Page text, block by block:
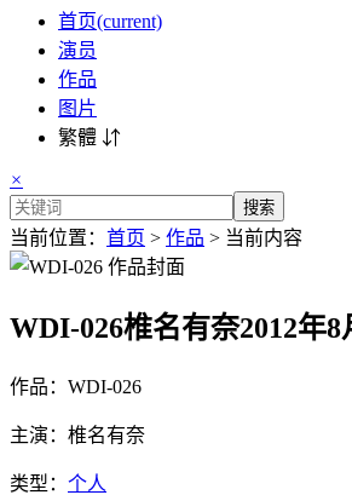
首页(current)
演员
作品
图片
繁體 ⇵
×
搜索
当前位置： 首页 > 作品 > 当前内容
WDI-026椎名有奈2012年
作品：WDI-026
主演：椎名有奈
类型： 个人